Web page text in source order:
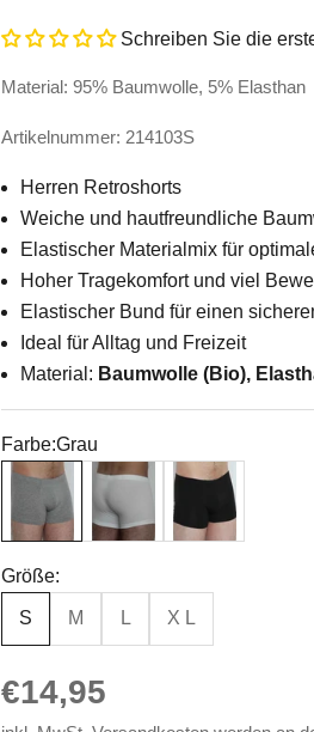
Schreiben Sie die
Material: 95% Baumwolle, 5% Elasthan
Artikelnummer: 214103S
Herren Retroshorts
Weiche und hautfreundliche
Elastischer Materialmix für
Hoher Tragekomfort und viel
Elastischer Bund für einen
Ideal für Alltag und Freizeit
Material: Baumwolle (Bio),
Farbe:Grau
Grau
Natur Schwarz
Größe:
S M L X L
Angebot
€14,95